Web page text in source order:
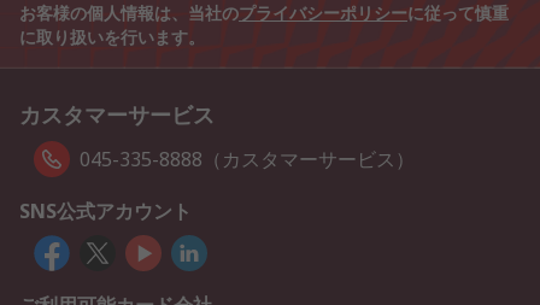
お客様の個人情報は、当社のプライバシーポリシーに従って慎重
に取り扱いを行います。
カスタマーサービス
045-335-8888（カスタマーサービス）
SNS公式アカウント